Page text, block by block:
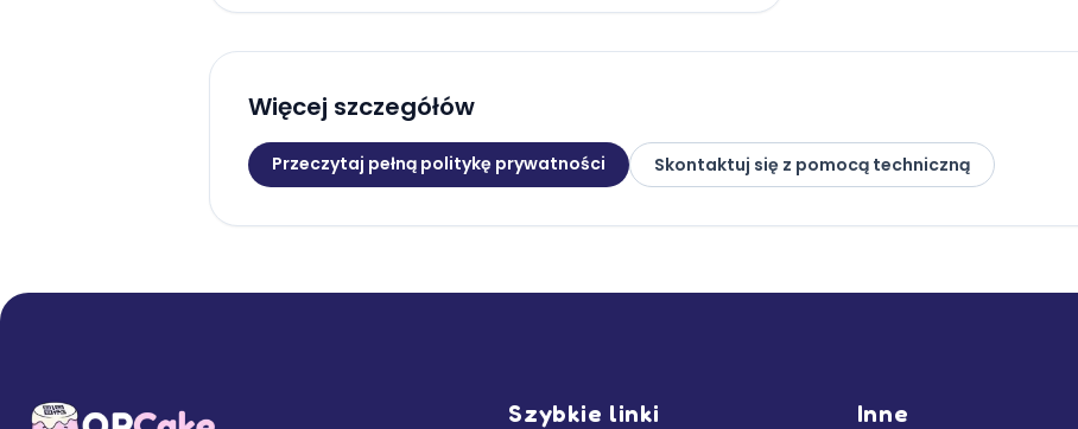
Więcej szczegółów
Przeczytaj pełną politykę prywatności Skontaktuj się z pomocą techniczną
Szybkie linki Inne